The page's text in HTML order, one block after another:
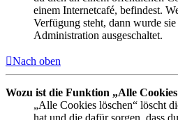
einem Internetcafé, befindest.
Verfügung steht, dann wurde
Administration ausgeschaltet.
Nach oben
Wozu ist die Funktion „Alle Cookies
„Alle Cookies löschen“ löscht
hat und die dafür sorgen, dass